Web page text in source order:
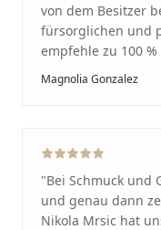
von dem Besitzer
fürsorglichen und
empfehle zu 100
Schaffhausen. Ich
glücklich mit der
Magnolia Gonzalez
"Bei Schmuck und
und genau dann
Nikola Mrsic hat